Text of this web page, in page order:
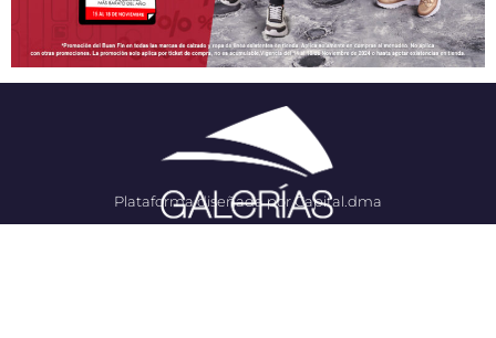
Plataforma diseñada por Capital.dma